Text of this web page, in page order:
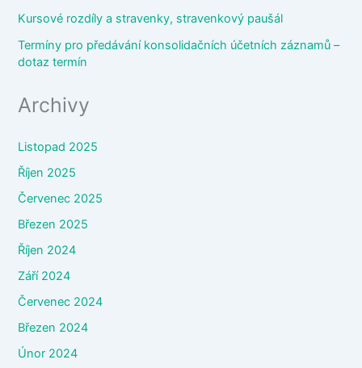
Kursové rozdíly a stravenky, stravenkový paušál
Termíny pro předávání konsolidačních účetních záznamů –
dotaz termín
Archivy
Listopad 2025
Říjen 2025
Červenec 2025
Březen 2025
Říjen 2024
Září 2024
Červenec 2024
Březen 2024
Únor 2024